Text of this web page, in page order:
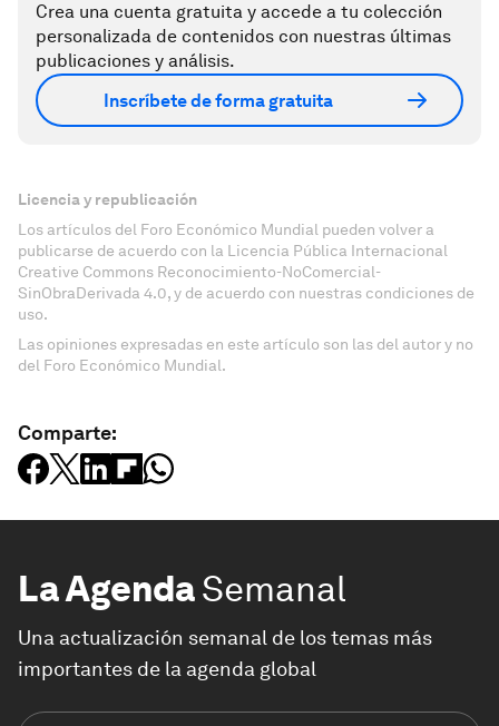
Crea una cuenta gratuita y accede a tu colección
personalizada de contenidos con nuestras últimas
publicaciones y análisis.
Inscríbete de forma gratuita
Licencia y republicación
Los artículos del Foro Económico Mundial pueden volver a
publicarse de acuerdo con la Licencia Pública Internacional
Creative Commons Reconocimiento-NoComercial-
SinObraDerivada 4.0, y de acuerdo con nuestras condiciones de
uso.
Las opiniones expresadas en este artículo son las del autor y no
del Foro Económico Mundial.
Comparte:
La AgendaSemanal
Una actualización semanal de los temas más
importantes de la agenda global